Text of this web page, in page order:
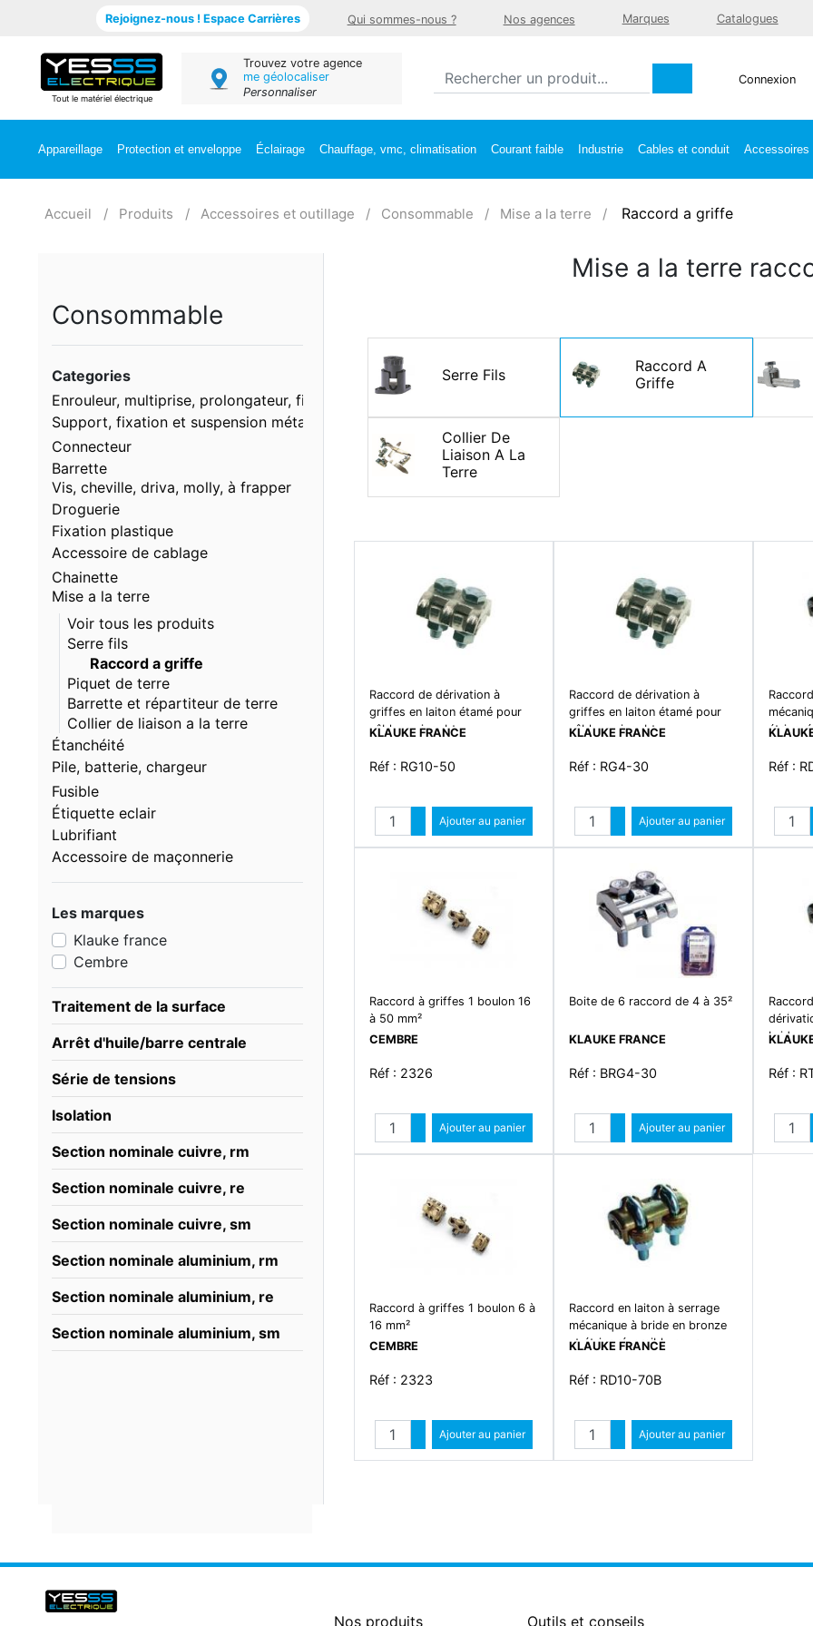
Rejoignez-nous ! Espace Carrières Qui sommes-nous ? Nos agences Marques Catalogues
Tout le matériel électrique
Trouvez votre agence
me géolocaliser
Personnaliser
Connexion
Appareillage Protection et enveloppe Éclairage Chauffage, vmc, climatisation Courant faible Industrie Cables et conduit Accessoires
Accueil Produits Accessoires et outillage Consommable Mise a la terre Raccord a griffe
Consommable
Categories
Enrouleur, multiprise, prolongateur, fiche
Support, fixation et suspension métallique
Connecteur
Barrette
Vis, cheville, driva, molly, à frapper
Droguerie
Fixation plastique
Accessoire de cablage
Chainette
Mise a la terre
Voir tous les produits
Serre fils
Raccord a griffe
Piquet de terre
Barrette et répartiteur de terre
Collier de liaison a la terre
Étanchéité
Pile, batterie, chargeur
Fusible
Étiquette eclair
Lubrifiant
Accessoire de maçonnerie
Les marques
Klauke france
Cembre
Traitement de la surface
Arrêt d'huile/barre centrale
Série de tensions
Isolation
Section nominale cuivre, rm
Section nominale cuivre, re
Section nominale cuivre, sm
Section nominale aluminium, rm
Section nominale aluminium, re
Section nominale aluminium, sm
Mise a la terre
Serre Fils
Raccord A
Griffe
Collier De
Liaison A La
Terre
Raccord de dérivation à
griffes en laiton étamé pour
câbles cuivre bt.
câbles à la terre. section :
KLAUKE FRANCE
Réf : RG10-50
Quantité
Augmenter quantité
Diminuer quantité
Ajouter au panier
Raccord de dérivation à
griffes en laiton étamé pour
câbles cuivre bt.
câbles à la terre. section :
KLAUKE FRANCE
Réf : RG4-30
Quantité
Augmenter quantité
Diminuer quantité
Ajouter au panier
étrier
cuivre
droit
Réf :
Raccord à griffes 1 boulon 16
à 50 mm²
CEMBRE
Réf : 2326
Quantité
Augmenter quantité
Diminuer quantité
Ajouter au panier
Boite de 6 raccord de 4 à 35²
KLAUKE FRANCE
Réf : BRG4-30
Quantité
Augmenter quantité
Diminuer quantité
Ajouter au panier
bride
Réf :
Raccord à griffes 1 boulon 6 à
16 mm²
CEMBRE
Réf : 2323
Quantité
Augmenter quantité
Diminuer quantité
Ajouter au panier
Raccord en laiton à serrage
mécanique à bride en bronze
et étrier réversible pour
cuivre de section totale mini
industrielle. raccordement
droit bout à bout.
KLAUKE FRANCE
Réf : RD10-70B
Quantité
Augmenter quantité
Diminuer quantité
Ajouter au panier
Nos produits Outils et conseils